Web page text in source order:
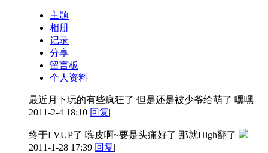
主题
相册
记录
分享
留言板
个人资料
最近月下玩的有些疯狂了 但是还是被少爷给萌了 嘿嘿
2011-2-4 18:10 回复|
终于LVUP了 嗨皮啊~要是头痛好了 那就High翻了
2011-1-28 17:39 回复|